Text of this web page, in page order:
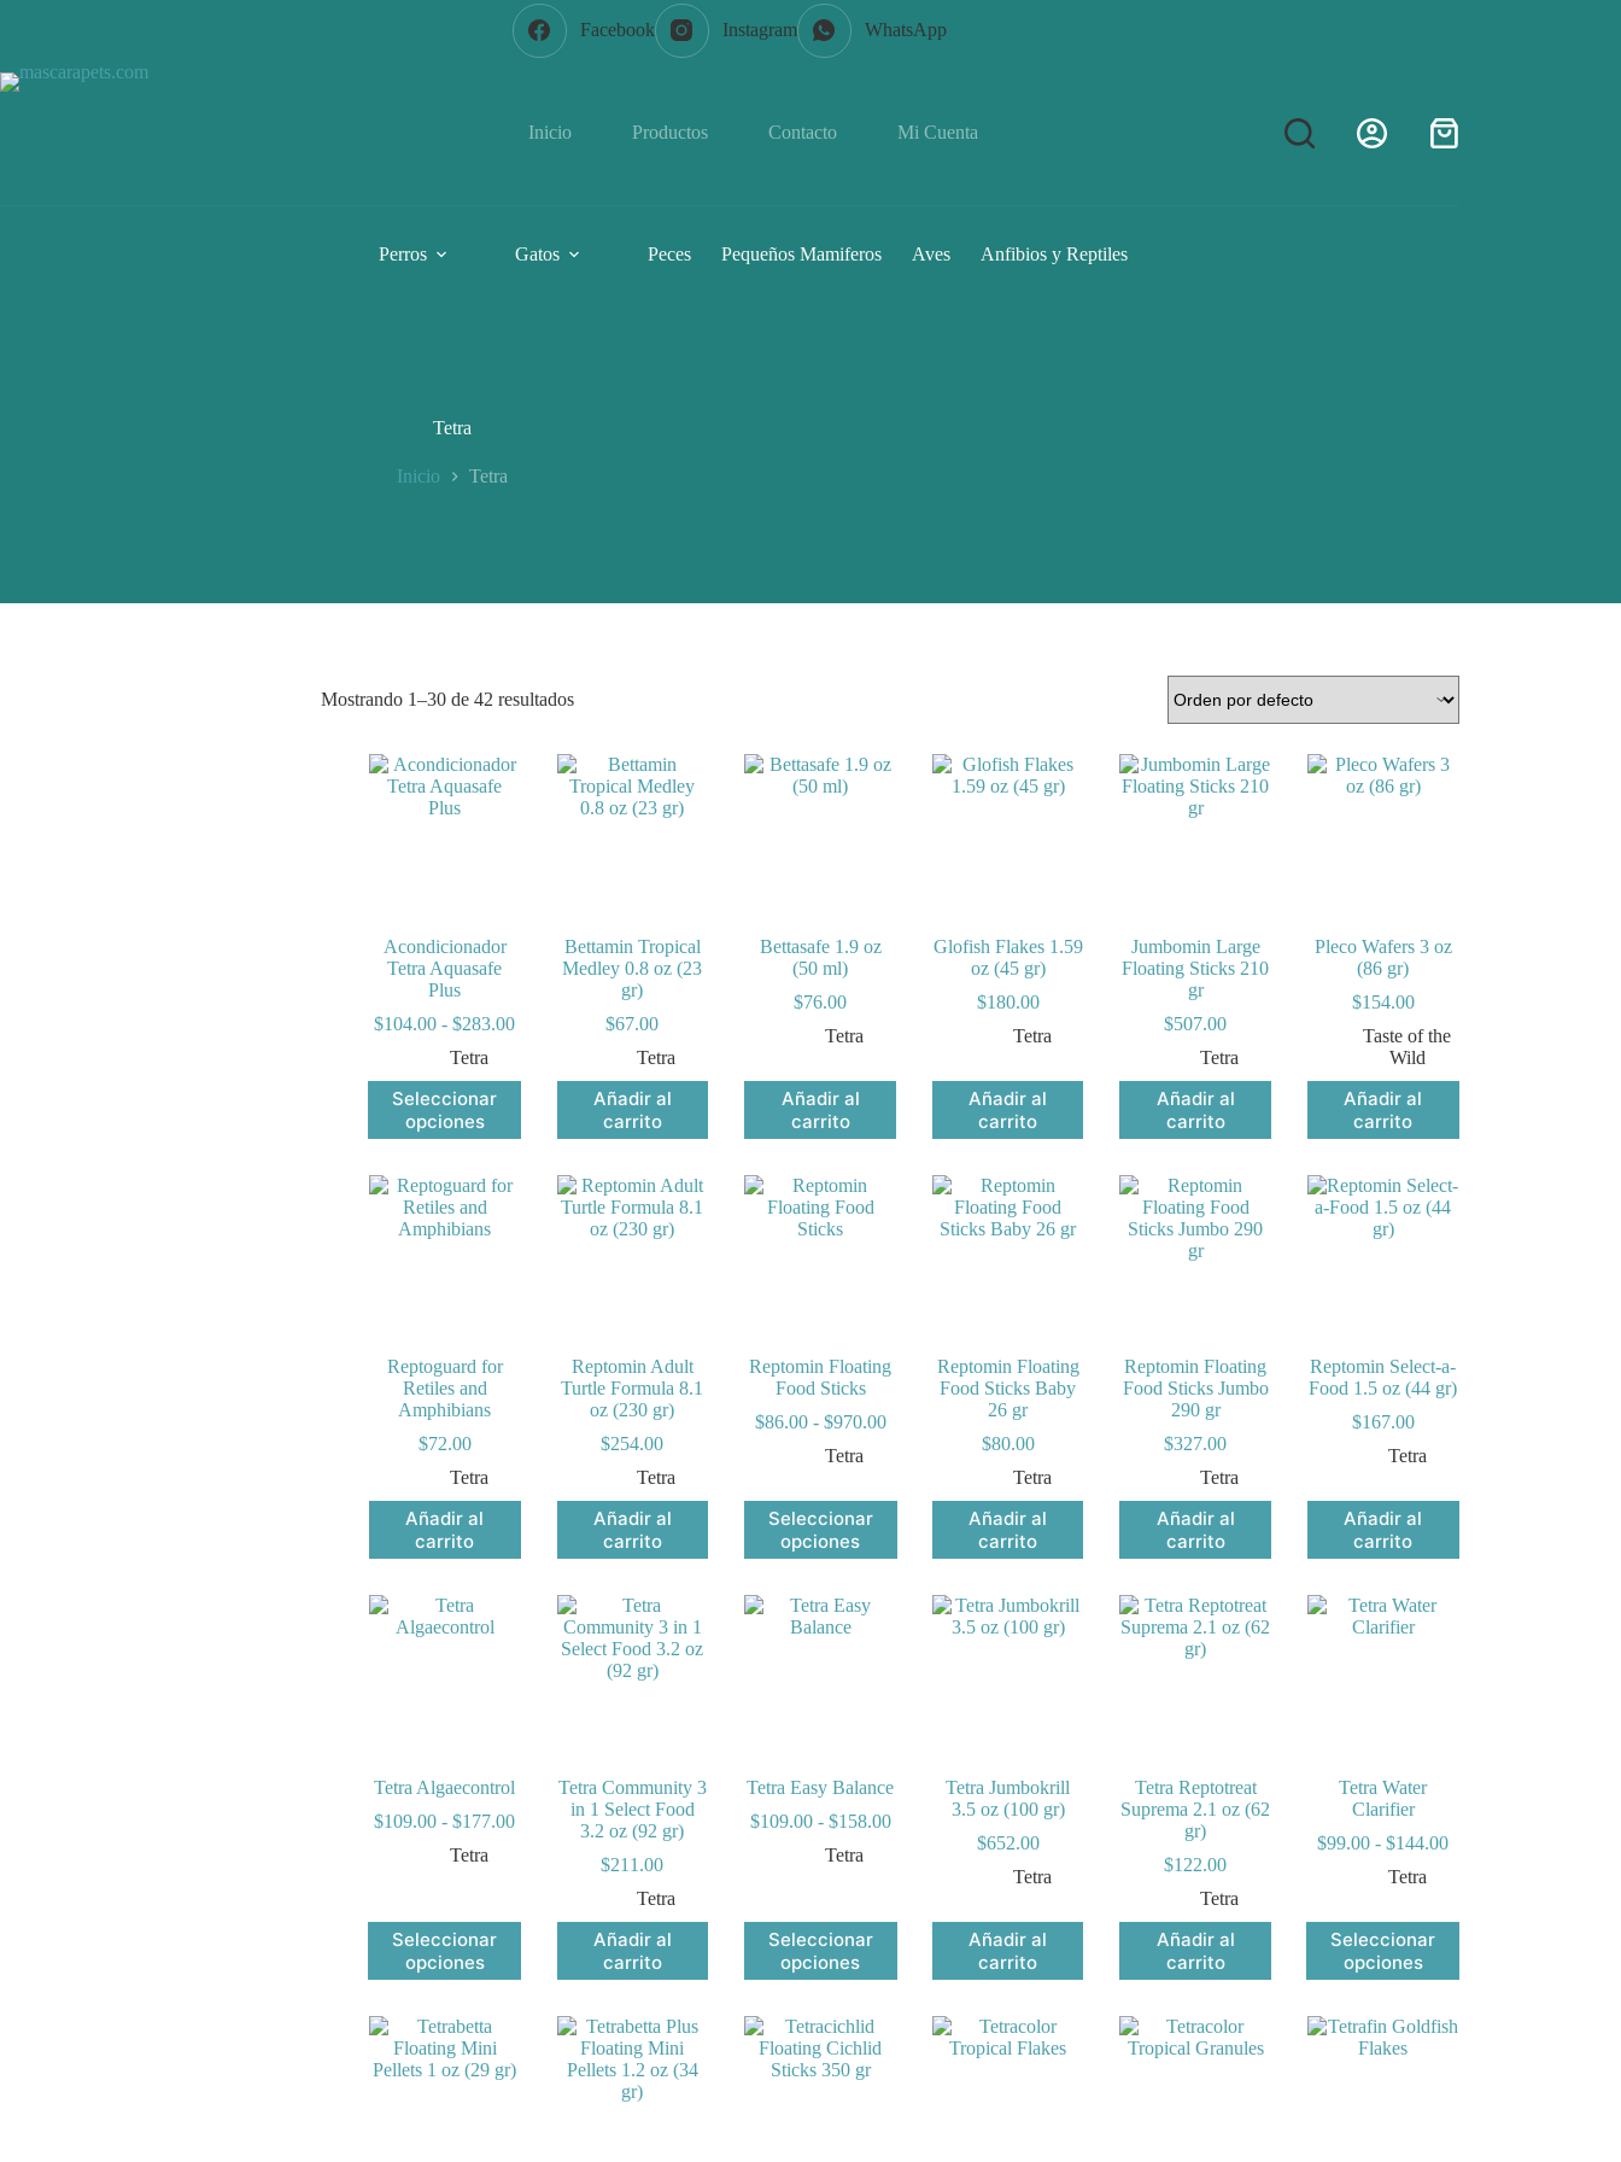
Facebook Instagram WhatsApp
Inicio Productos Contacto Mi Cuenta
Shopping
Perros Gatos Peces Pequeños Mamiferos Aves Anfibios y Reptiles
Tetra
Inicio Tetra
Mostrando 1–30 de 42 resultados
Acondicionador
Tetra Aquasafe
Plus
$104.00 - $283.00Rango
desde
Tetra
Seleccionar
opciones
Este
producto
tiene
variantes.
Las
opciones
se
de
producto
Bettamin Tropical
Medley 0.8 oz (23
gr)
$67.00
Tetra
Añadir al
carrito
Bettasafe 1.9 oz
(50 ml)
$76.00
Tetra
Añadir al
carrito
Glofish Flakes 1.59
oz (45 gr)
$180.00
Tetra
Añadir al
carrito
Jumbomin Large
Floating Sticks 210
gr
$507.00
Tetra
Añadir al
carrito
Pleco Wafers 3 oz
(86 gr)
$154.00
Taste of the
Wild
Añadir al
carrito
Reptoguard for
Retiles and
Amphibians
$72.00
Tetra
Añadir al
carrito
Reptomin Adult
Turtle Formula 8.1
oz (230 gr)
$254.00
Tetra
Añadir al
carrito
Reptomin Floating
Food Sticks
$86.00 - $970.00Rango
$86.00
Tetra
Seleccionar
opciones
Este
producto
tiene
variantes.
Las
opciones
de
producto
Reptomin Floating
Food Sticks Baby
26 gr
$80.00
Tetra
Añadir al
carrito
Reptomin Floating
Food Sticks Jumbo
290 gr
$327.00
Tetra
Añadir al
carrito
Reptomin Select-a-
Food 1.5 oz (44 gr)
$167.00
Tetra
Añadir al
carrito
Tetra Algaecontrol
$109.00 - $177.00Rango
hasta
Tetra
Seleccionar
opciones
Este
producto
tiene
variantes.
Las
opciones
se
Tetra Community 3
in 1 Select Food
3.2 oz (92 gr)
$211.00
Tetra
Añadir al
carrito
Tetra Easy Balance
$109.00 - $158.00Rango
hasta
Tetra
Seleccionar
opciones
Este
producto
tiene
variantes.
Las
opciones
se
Tetra Jumbokrill
3.5 oz (100 gr)
$652.00
Tetra
Añadir al
carrito
Tetra Reptotreat
Suprema 2.1 oz (62
gr)
$122.00
Tetra
Añadir al
carrito
Tetra Water
Clarifier
$99.00 - $144.00Rango
$99.00
Tetra
Seleccionar
opciones
Este
producto
tiene
variantes.
Las
opciones